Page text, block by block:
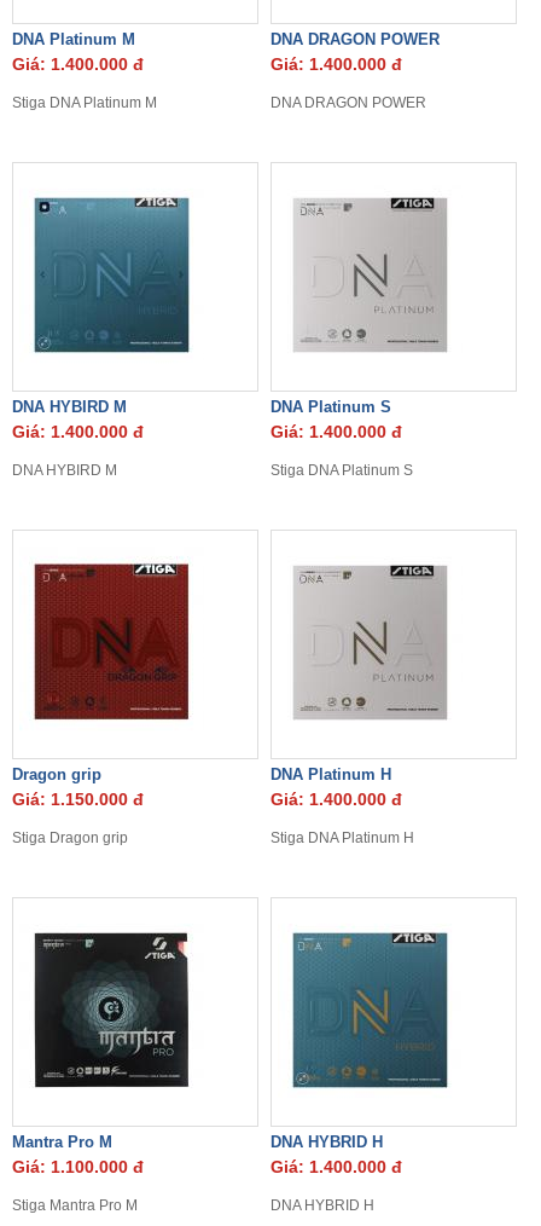
DNA Platinum M
Giá: 1.400.000 đ
Stiga DNA Platinum M
DNA DRAGON POWER
Giá: 1.400.000 đ
DNA DRAGON POWER
DNA HYBIRD M
Giá: 1.400.000 đ
DNA HYBIRD M
DNA Platinum S
Giá: 1.400.000 đ
Stiga DNA Platinum S
Dragon grip
Giá: 1.150.000 đ
Stiga Dragon grip
DNA Platinum H
Giá: 1.400.000 đ
Stiga DNA Platinum H
Mantra Pro M
Giá: 1.100.000 đ
Stiga Mantra Pro M
DNA HYBRID H
Giá: 1.400.000 đ
DNA HYBRID H